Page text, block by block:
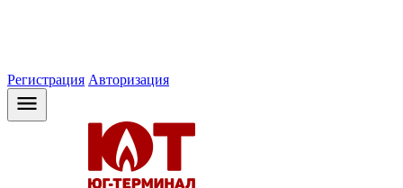
Регистрация Авторизация